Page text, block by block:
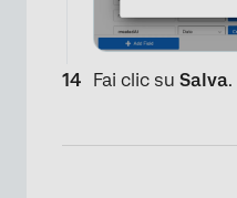
Fai clic su Salva.